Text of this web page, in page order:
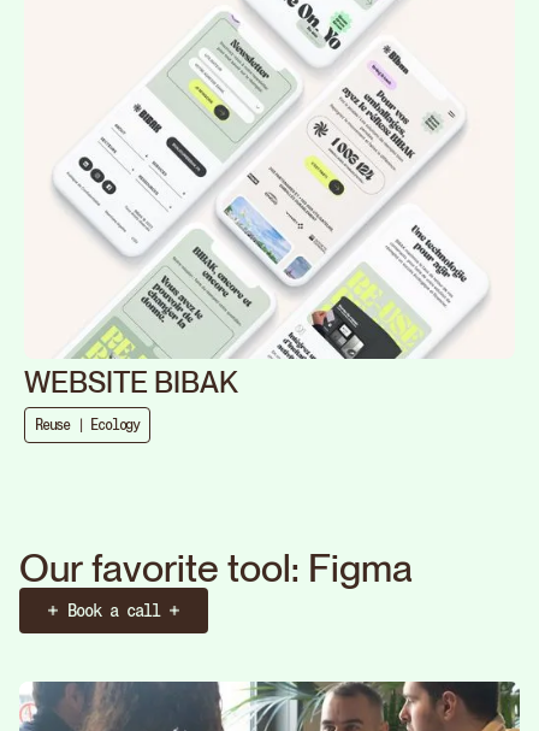
WEBSITE BIBAK
Reuse | Ecology
Ourfavorite tool: Figma
Book a call